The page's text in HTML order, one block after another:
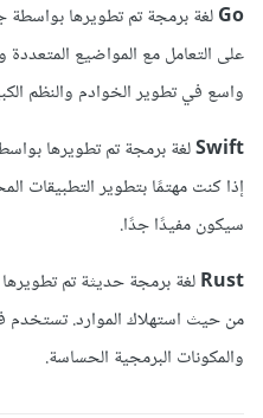
Go لغة برمجة تم تطويرها بواسطة
على التعامل مع المواضيع المتعددة
واسع في تطوير الخوادم والنظم
Swift
سيكون مفيدًا جدًا.
Rust لغة برمجة حديثة تم تطويرها
من حيث استهلاك الموارد. تستخدم
والمكونات البرمجية الحساسة.